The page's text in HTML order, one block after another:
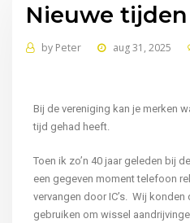
Nieuwe tijden
by Peter aug 31, 2025
Bij de vereniging kan je merken
tijd gehad heeft.
Toen ik zo’n 40 jaar geleden bij
een gegeven moment telefoon
vervangen door IC’s. Wij
gebruiken om wissel